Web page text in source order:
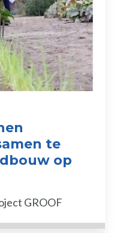
te
op
GROOF